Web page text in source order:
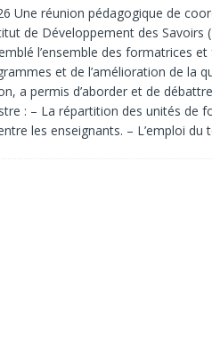
Une réunion pédagogique de
de Développement des Savoirs
l’ensemble des formatrices
et de l’amélioration de la
a permis d’aborder et de
: – La répartition des unités de
les enseignants. – L’emploi